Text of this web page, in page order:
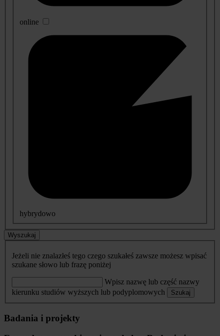
online
hybrydowo
Wyszukaj
Jeżeli nie znalazłeś tego czego szukałeś zawsze możesz wpisać
szukane słowo lub frazę poniżej
Wpisz nazwę lub część nazwy
kierunku studiów wyższych lub podyplomowych
Szukaj
Badania i projekty